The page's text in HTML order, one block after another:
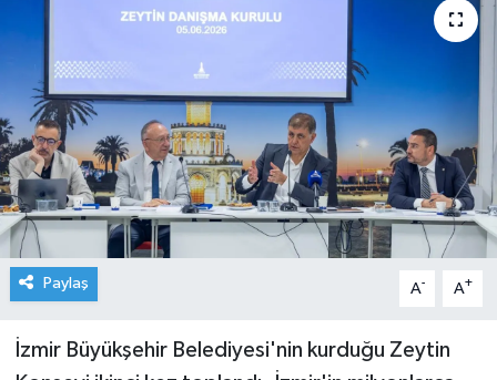
Paylaş A- A+
İzmir Büyükşehir Belediyesi'nin kurduğu Zeytin